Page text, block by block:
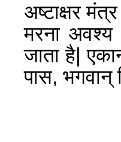
अष्टाक्षर
मरना अवश्य
जाता है|
पास, भगवान्